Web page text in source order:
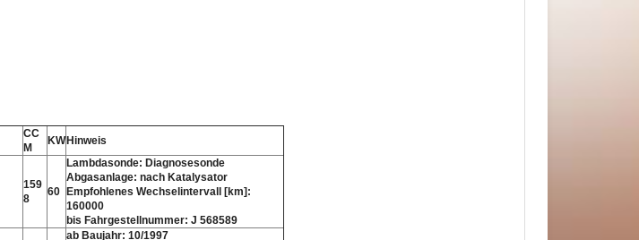
CC
M
KWHinweis
159
8
60
Lambdasonde: Diagnosesonde
Abgasanlage: nach Katalysator
Empfohlenes Wechselintervall [km]:
160000
bis Fahrgestellnummer: J 568589
ab Baujahr: 10/1997